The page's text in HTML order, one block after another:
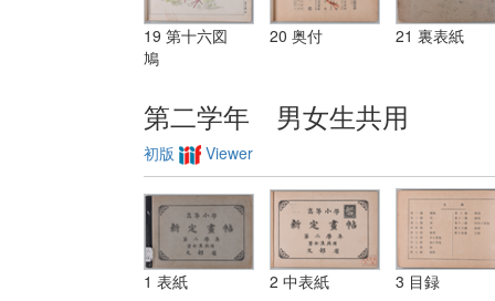
19 第十六図
鳩
20 奥付 21 裏表紙
第二学年 男女生共用
初版 Viewer
1 表紙 2 中表紙 3 目録